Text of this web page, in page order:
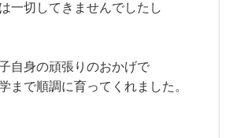
一切してきませんでしたし
自身の頑張りのおかげで
まで順調に育ってくれました。